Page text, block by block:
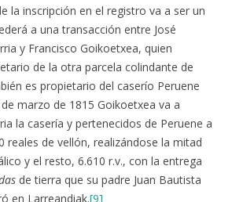
la inscripción en el registro va a ser un
a una transacción entre José
y Francisco Goikoetxea, quien
de la otra parcela colindante de
es propietario del caserío Peruene
marzo de 1815 Goikoetxea va a
la casería y pertenecidos de Peruene a
reales de vellón, realizándose la mitad
y el resto, 6.610 r.v., con la entrega
de tierra que su padre Juan Bautista
en Larreandiak.[9]